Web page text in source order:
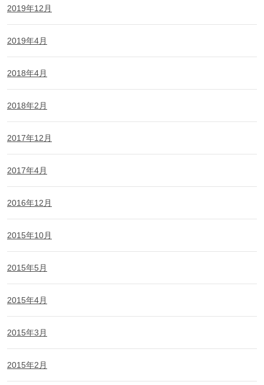
2019年12月
2019年4月
2018年4月
2018年2月
2017年12月
2017年4月
2016年12月
2015年10月
2015年5月
2015年4月
2015年3月
2015年2月